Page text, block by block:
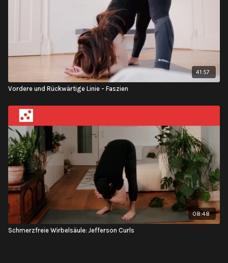
41:57
Vordere und Rückwärtige Linie - Faszien
08:48
Schmerzfreie Wirbelsäule: Jefferson Curls